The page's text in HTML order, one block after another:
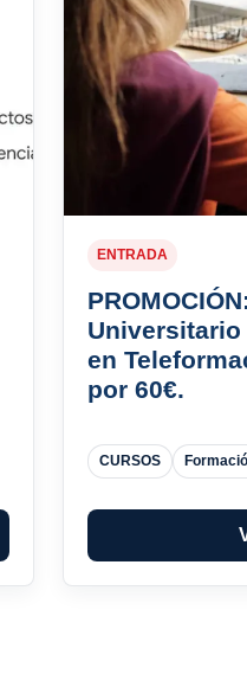
ENTRADA
en
por 60€.
CURSOS